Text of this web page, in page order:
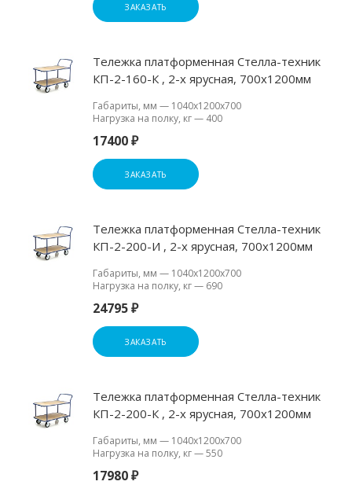
ЗАКАЗАТЬ
Тележка платформенная Стелла-техник
КП-2-160-К , 2-х ярусная, 700х1200мм
Габариты, мм — 1040х1200х700
Нагрузка на полку, кг— 400
17400 ₽
ЗАКАЗАТЬ
Тележка платформенная Стелла-техник
КП-2-200-И , 2-х ярусная, 700х1200мм
Габариты, мм — 1040х1200х700
Нагрузка на полку, кг— 690
24795 ₽
ЗАКАЗАТЬ
Тележка платформенная Стелла-техник
КП-2-200-К , 2-х ярусная, 700х1200мм
Габариты, мм — 1040х1200х700
Нагрузка на полку, кг—550
17980 ₽